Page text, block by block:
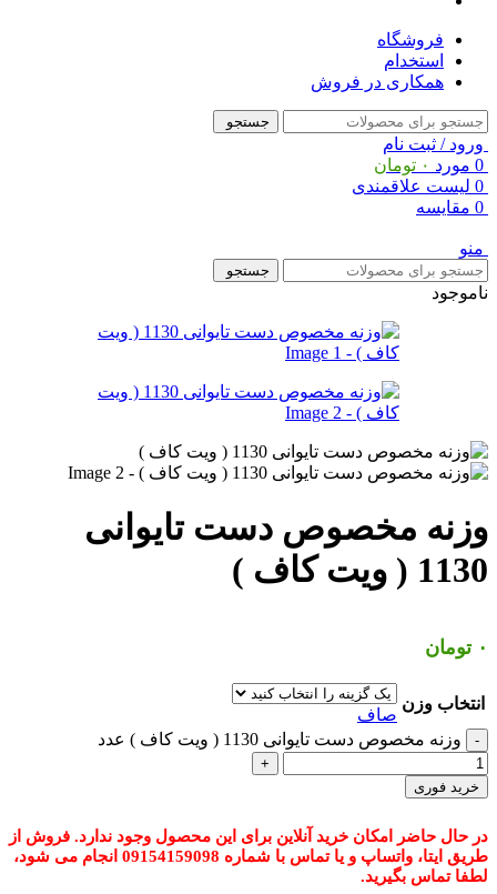
فروشگاه
استخدام
همکاری در فروش
جستجو
ورود / ثبت نام
0 مورد ۰ تومان
0 لیست علاقمندی
0 مقایسه
منو
جستجو
ناموجود
وزنه مخصوص دست تایوانی
1130 ( ویت کاف )
۰ تومان
انتخاب وزن
صاف
وزنه مخصوص دست تایوانی 1130 ( ویت کاف ) عدد
خرید فوری
در حال حاضر امکان خرید آنلاین برای این محصول وجود ندارد. فروش از
طریق ایتا، واتساپ و یا تماس با شماره 09154159098 انجام می شود،
لطفا تماس بگیرید.